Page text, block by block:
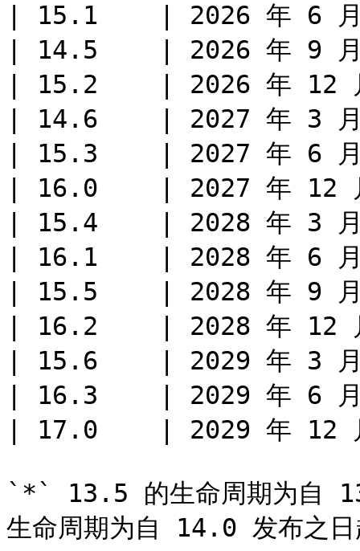
| 15.1    | 2026 年 6
| 14.5    | 2026 年 9
| 15.2    | 2026 年 12
| 14.6    | 2027 年 3
| 15.3    | 2027 年 6
| 16.0    | 2027 年 12
| 15.4    | 2028 年 3
| 16.1    | 2028 年 6
| 15.5    | 2028 年 9
| 16.2    | 2028 年 12
| 15.6    | 2029 年 3
| 16.3    | 2029 年 6
| 17.0    | 2029 年 12
`*` 13.5 的生命周期为自
生命周期为自 14.0 发布之